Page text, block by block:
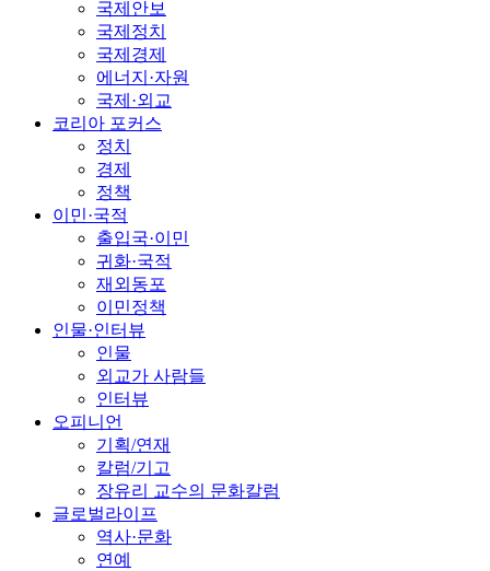
국제안보
국제정치
국제경제
에너지·자원
국제·외교
코리아 포커스
정치
경제
정책
이민·국적
출입국·이민
귀화·국적
재외동포
이민정책
인물·인터뷰
인물
외교가 사람들
인터뷰
오피니언
기획/연재
칼럼/기고
장유리 교수의 문화칼럼
글로벌라이프
역사·문화
연예